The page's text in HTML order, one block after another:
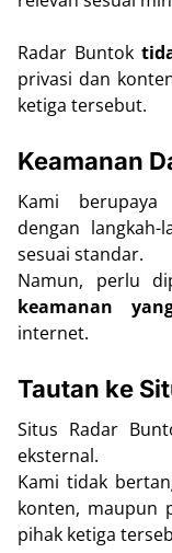
Radar Buntok
privasi dan
ketiga tersebut.
Keamanan
Kami berupaya
dengan
sesuai standar.
Namun, perlu
keamanan
internet.
Tautan ke
Situs Radar
eksternal.
Kami tidak
konten, maupun
pihak ketiga